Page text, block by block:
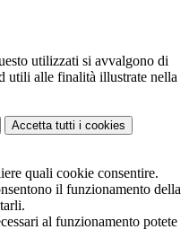
utilizzati si avvalgono di
utili alle finalità illustrate nella
Accetta tutti i cookies
quali cookie consentire.
il funzionamento della
al funzionamento potete